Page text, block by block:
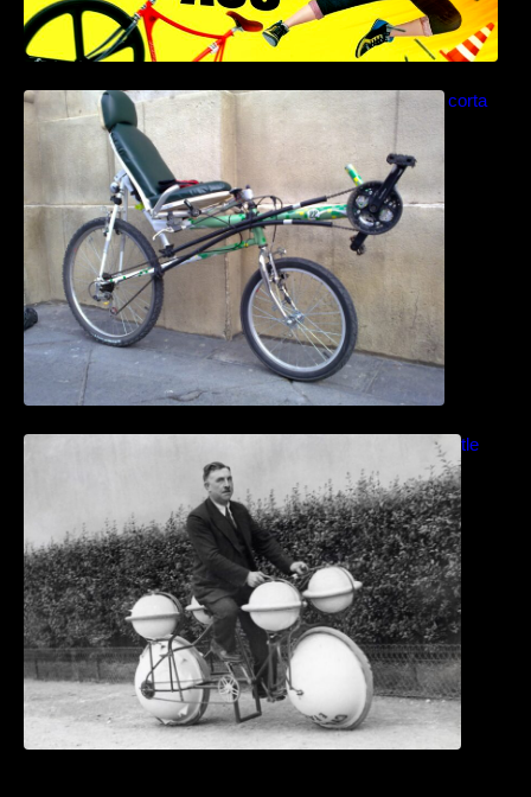
Como construir una bicicleta reclinada corta
paso a paso
Bicicletas anfibias: Del Cyclomer al Shuttle
Bike Kit